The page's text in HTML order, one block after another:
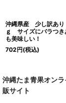
沖縄県産 少し訳あ
ｇ サイズにバラつき
も美味しい！
702円(税込)
沖縄たま青果オン
販サイト